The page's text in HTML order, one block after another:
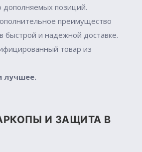
дополняемых позиций.
преимущество
быстрой и надежной доставке.
товар из
лучшее.
И ЗАЩИТА В